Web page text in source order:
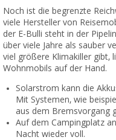
Noch ist die begrenzte
viele Hersteller von
der E-Bulli steht in der
über viele Jahre als sauber
viel größere Klimakiller gibt,
Wohnmobils auf der Hand.
Solarstrom kann die
Mit Systemen, wie
aus dem Bremsvorgang
Auf dem Campingplatz
Nacht wieder voll.